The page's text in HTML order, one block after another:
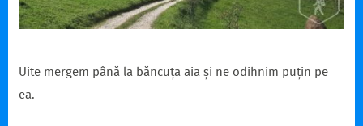
Uite mergem până la băncuța aia și ne odihnim puțin pe
ea.